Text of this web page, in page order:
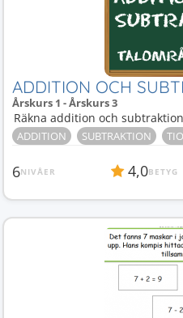
ADDITION OCH
Årskurs 1 - Årskurs 3
Räkna addition och
ADDITION SUBTRAKTION
6NIVÅER 4,0BETYG